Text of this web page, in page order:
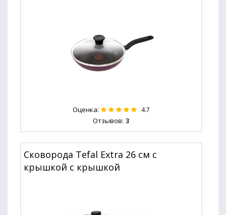
Оценка: 4.7
Отзывов: 3
Сковорода Tefal Extra 26 см с
крышкой с крышкой